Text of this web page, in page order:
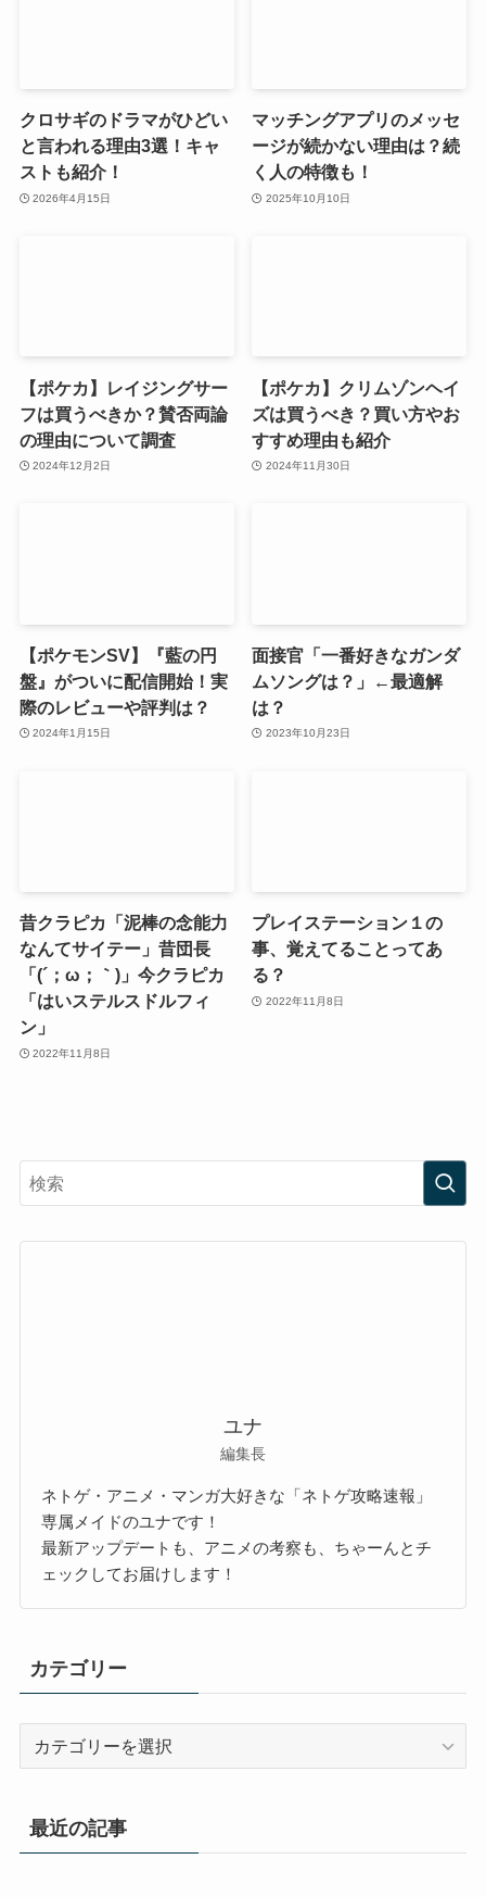
クロサギのドラマがひどい
と言われる理由3選！キャ
ストも紹介！
2026年4月15日
マッチングアプリのメッセ
ージが続かない理由は？続
く人の特徴も！
2025年10月10日
【ポケカ】レイジングサー
フは買うべきか？賛否両論
の理由について調査
2024年12月2日
【ポケカ】クリムゾンヘイ
ズは買うべき？買い方やお
すすめ理由も紹介
2024年11月30日
【ポケモンSV】『藍の円
盤』がついに配信開始！実
際のレビューや評判は？
2024年1月15日
面接官「一番好きなガンダ
ムソングは？」←最適解
は？
2023年10月23日
昔クラピカ「泥棒の念能力
なんてサイテー」昔団長
「(´；ω；｀)」今クラピカ
「はいステルスドルフィ
ン」
2022年11月8日
プレイステーション１の
事、覚えてることってあ
る？
2022年11月8日
ユナ
編集長
ネトゲ・アニメ・マンガ大好きな「ネトゲ攻略速報」
専属メイドのユナです！
最新アップデートも、アニメの考察も、ちゃーんとチ
ェックしてお届けします！
カテゴリー
リ
最近の記事